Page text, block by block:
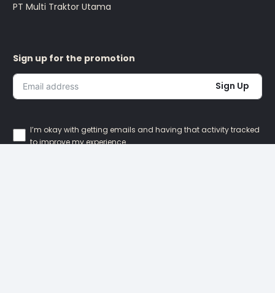
PT Multi Traktor Utama
Sign up for the promotion
Sign Up
I’m okay with getting emails and having that activity tracked
to improve my experience.